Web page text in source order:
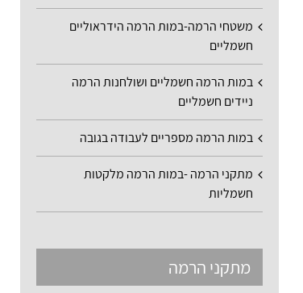
משטחי הרמה-במות הרמה הידראוליים
חשמליים
במות הרמה חשמליים ושולחנות הרמה
ניידים חשמליים
במות הרמה מספריים לעבודה בגובה
מתקני הרמה -במות הרמה מלקטות
חשמליות
מתקני הרמה